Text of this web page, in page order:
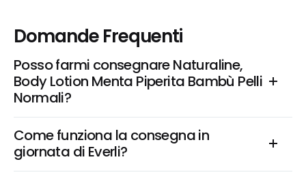
Domande Frequenti
Posso farmi consegnare Naturaline,
Body Lotion Menta Piperita Bambù Pelli
Normali?
Come funziona la consegna in
giornata di Everli?